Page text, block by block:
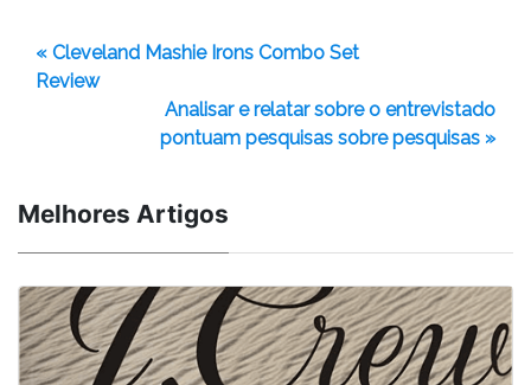
« Cleveland Mashie Irons Combo Set
Review
Analisar e relatar sobre o entrevistado
pontuam pesquisas sobre pesquisas »
Melhores Artigos